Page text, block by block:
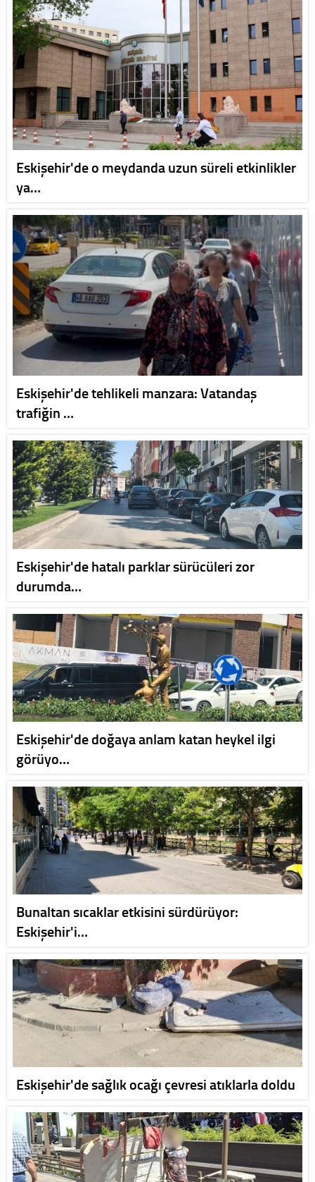
Eskişehir'de o meydanda uzun süreli etkinlikler
ya…
Eskişehir'de tehlikeli manzara: Vatandaş
trafiğin …
Eskişehir'de hatalı parklar sürücüleri zor
durumda…
Eskişehir'de doğaya anlam katan heykel ilgi
görüyo…
Bunaltan sıcaklar etkisini sürdürüyor:
Eskişehir'i…
Eskişehir'de sağlık ocağı çevresi atıklarla doldu